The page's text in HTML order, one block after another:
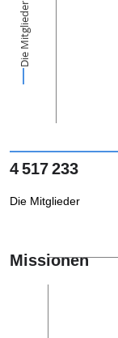
Die Mitglieder
4 517 233
Die Mitglieder
Missionen